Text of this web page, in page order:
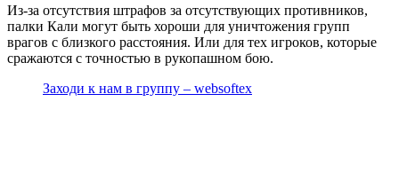
Из-за отсутствия штрафов за отсутствующих противников,
палки Кали могут быть хороши для уничтожения групп
врагов с близкого расстояния. Или для тех игроков, которые
сражаются с точностью в рукопашном бою.
Заходи к нам в группу – websoftex